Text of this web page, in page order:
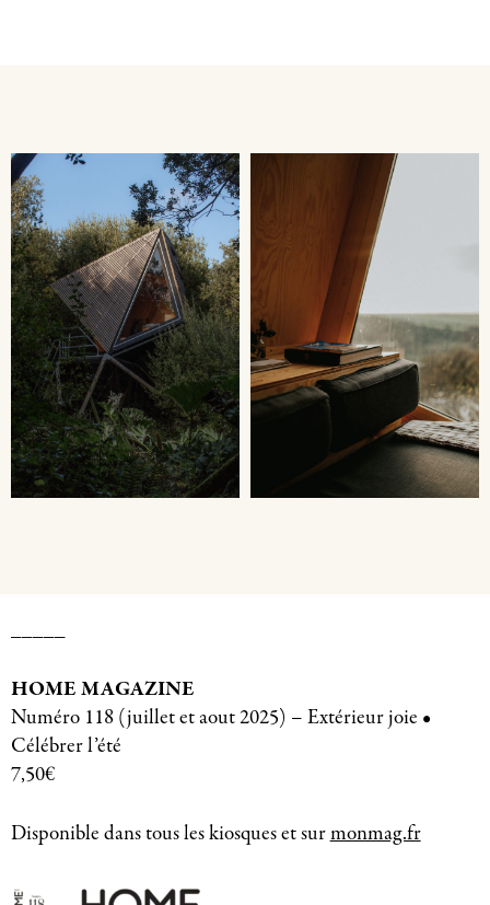
HOME MAGAZINE
Numéro 118 (juillet et aout 2025) – Extérieur joie •
Célébrer l’été
7,50€
Disponible dans tous les kiosques et surmonmag.fr